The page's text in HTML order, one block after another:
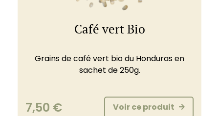
Café vert Bio
Grains de café vert bio du Honduras en
sachet de 250g.
7,50 € Voir ce produit